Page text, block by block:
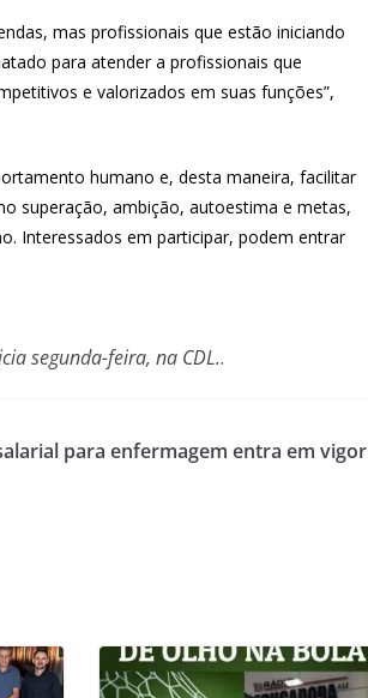
mas profissionais que estão iniciando
para atender a profissionais que
e valorizados em suas funções”,
humano e, desta maneira, facilitar
superação, ambição, autoestima e metas,
Interessados em participar, podem entrar
segunda-feira, na CDL..
para enfermagem entra em vigor